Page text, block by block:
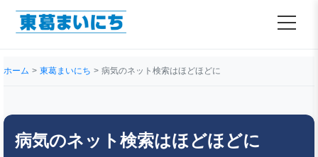
ホーム 東葛まいにち 病気のネット検索はほどほどに
病気のネット検索はほどほどに